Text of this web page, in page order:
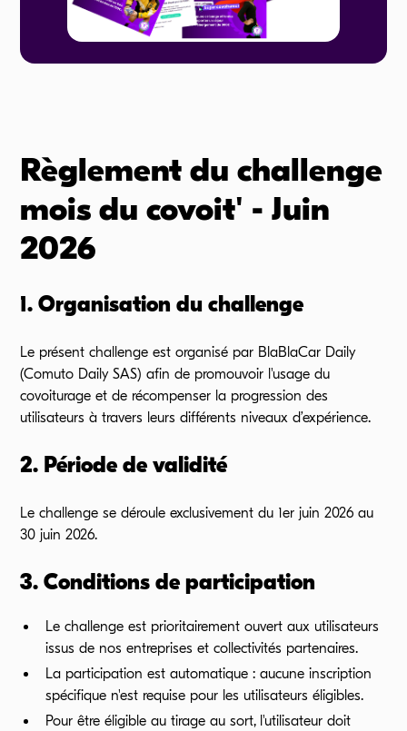
Règlement du challenge
mois du covoit' - Juin
2026
1. Organisation du challenge
Le présent challenge est organisé par BlaBlaCar Daily
(Comuto Daily SAS) afin de promouvoir l'usage du
covoiturage et de récompenser la progression des
utilisateurs à travers leurs différents niveaux d’expérience.
2. Période de validité
Le challenge se déroule exclusivement du 1er juin 2026 au
30 juin 2026.
3. Conditions de participation
Le challenge est prioritairement ouvert aux utilisateurs
issus de nos entreprises et collectivités partenaires.
La participation est automatique : aucune inscription
spécifique n'est requise pour les utilisateurs éligibles.
Pour être éligible au tirage au sort, l'utilisateur doit